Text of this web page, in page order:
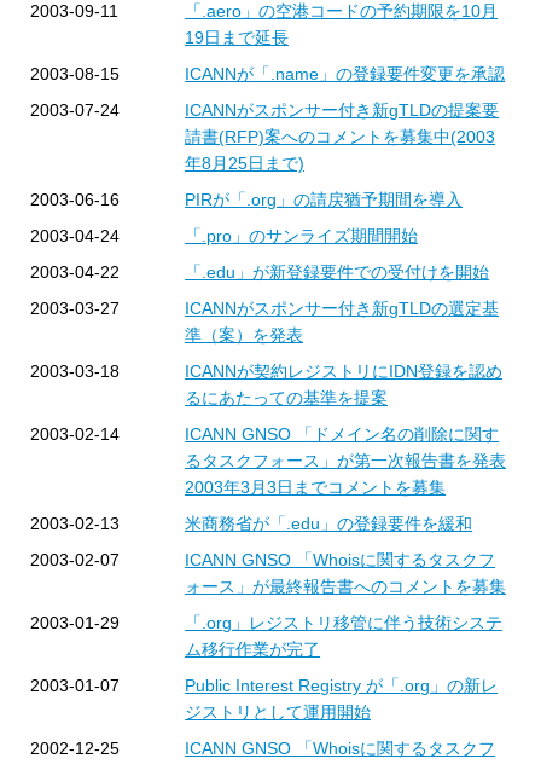
2003-09-11
「.aero」の空港コードの予約期限を10月
19日まで延長
2003-08-15
ICANNが「.name」の登録要件変更を承認
2003-07-24
ICANNがスポンサー付き新gTLDの提案要
請書(RFP)案へのコメントを募集中(2003
年8月25日まで)
2003-06-16
PIRが「.org」の請戻猶予期間を導入
2003-04-24
「.pro」のサンライズ期間開始
2003-04-22
「.edu」が新登録要件での受付けを開始
2003-03-27
ICANNがスポンサー付き新gTLDの選定基
準（案）を発表
2003-03-18
ICANNが契約レジストリにIDN登録を認め
るにあたっての基準を提案
2003-02-14
ICANN GNSO 「ドメイン名の削除に関す
るタスクフォース」が第一次報告書を発表
2003年3月3日までコメントを募集
2003-02-13
米商務省が「.edu」の登録要件を緩和
2003-02-07
ICANN GNSO 「Whoisに関するタスクフ
ォース」が最終報告書へのコメントを募集
2003-01-29
「.org」レジストリ移管に伴う技術システ
ム移行作業が完了
2003-01-07
Public Interest Registry が「.org」の新レ
ジストリとして運用開始
2002-12-25
ICANN GNSO 「Whoisに関するタスクフ